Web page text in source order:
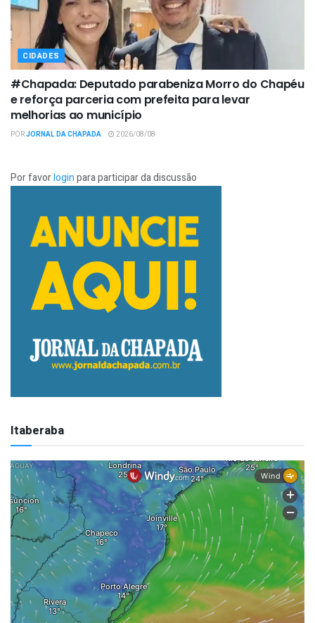
CIDADES
#Chapada: Deputado parabeniza Morro do Chapéu
e reforça parceria com prefeita para levar
melhorias ao município
PORJORNAL DA CHAPADA 2026/08/08
Por favorloginpara participar da discussão
Itaberaba